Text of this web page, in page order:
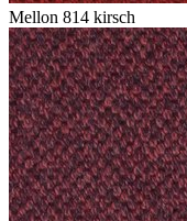
Mellon 814 kirsch